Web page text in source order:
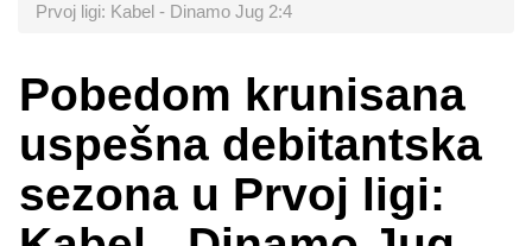
Prvoj ligi: Kabel - Dinamo Jug 2:4
Pobedom krunisana
uspešna debitantska
sezona u Prvoj ligi: